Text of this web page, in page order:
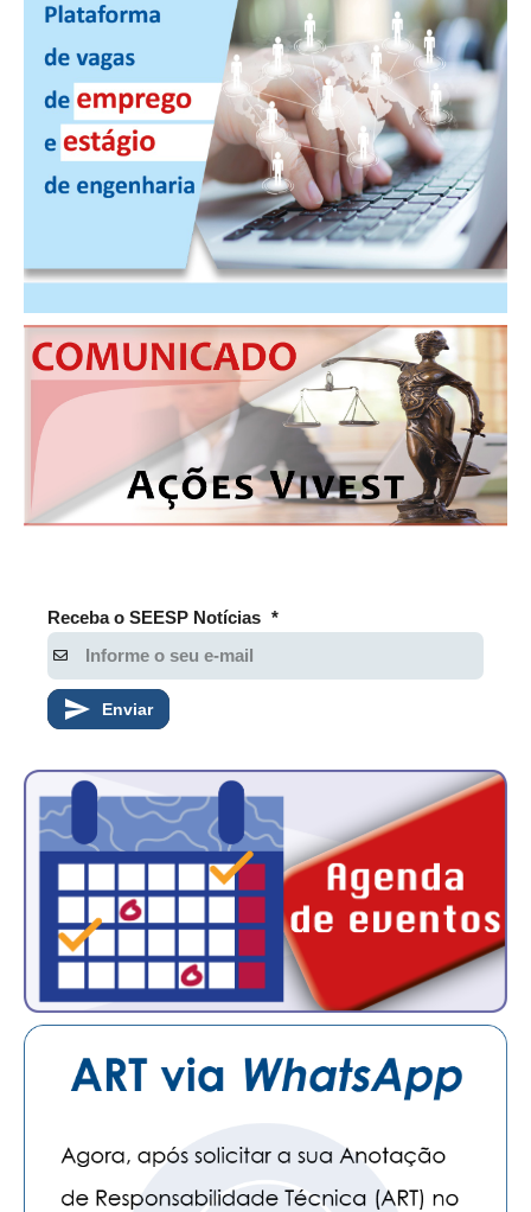
SEESP NOTÍCIAS
NOTÍCIAS NO WHATSAPP
FOTOS
PUBLICAÇÕES
PUBLICIDADE
MANUAL DE REDAÇÃO
CONTATO
CADASTRO
ATUALIZAÇÃO CADASTRAL
Receba o SEESP Notícias *
Enviar